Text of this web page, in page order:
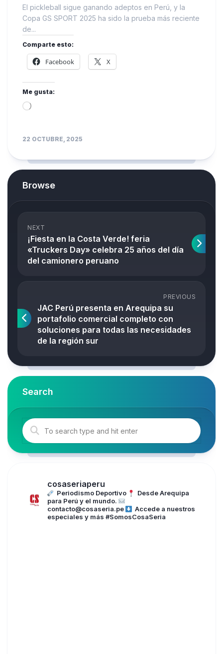
El pickleball sigue ganando adeptos en Perú, y la
Copa GS SPORT 2025 ha sido la prueba más reciente
de...
Comparte esto:
Facebook X
Me gusta:
Loading…
22 OCTUBRE, 2025
Browse
NEXT
¡Fiesta en la Costa Verde! feria
«Truckers Day» celebra 25 años del día
del camionero peruano
PREVIOUS
JAC Perú presenta en Arequipa su
portafolio comercial completo con
soluciones para todas las necesidades
de la región sur
Search
cosaseriaperu
Periodismo Deportivo
Desde Arequipa
para Perú y el mundo.
contacto@cosaseria.pe
Accede a nuestros
especiales y más #SomosCosaSeria